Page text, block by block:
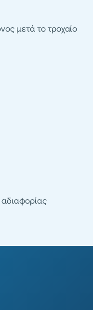
μετά το τροχαίο